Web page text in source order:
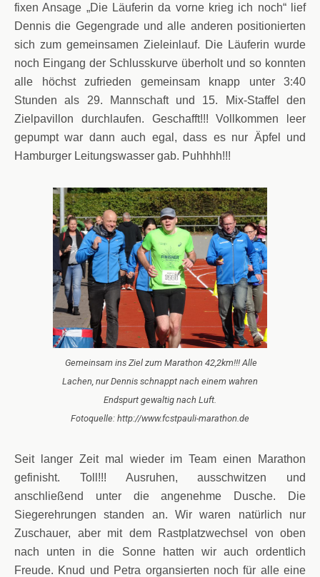
fixen Ansage „Die Läuferin da vorne krieg ich noch“ lief
Dennis die Gegengrade und alle anderen positionierten
sich zum gemeinsamen Zieleinlauf. Die Läuferin wurde
noch Eingang der Schlusskurve überholt und so konnten
alle höchst zufrieden gemeinsam knapp unter 3:40
Stunden als 29. Mannschaft und 15. Mix-Staffel den
Zielpavillon durchlaufen. Geschafft!!! Vollkommen leer
gepumpt war dann auch egal, dass es nur Äpfel und
Hamburger Leitungswasser gab. Puhhhh!!!
Gemeinsam ins Ziel zum Marathon 42,2km!!! Alle
Lachen, nur Dennis schnappt nach einem wahren
Endspurt gewaltig nach Luft.
Fotoquelle: http://www.fcstpauli-marathon.de
Seit langer Zeit mal wieder im Team einen Marathon
gefinisht. Toll!!! Ausruhen, ausschwitzen und
anschließend unter die angenehme Dusche. Die
Siegerehrungen standen an. Wir waren natürlich nur
Zuschauer, aber mit dem Rastplatzwechsel von oben
nach unten in die Sonne hatten wir auch ordentlich
Freude. Knud und Petra organsierten noch für alle eine